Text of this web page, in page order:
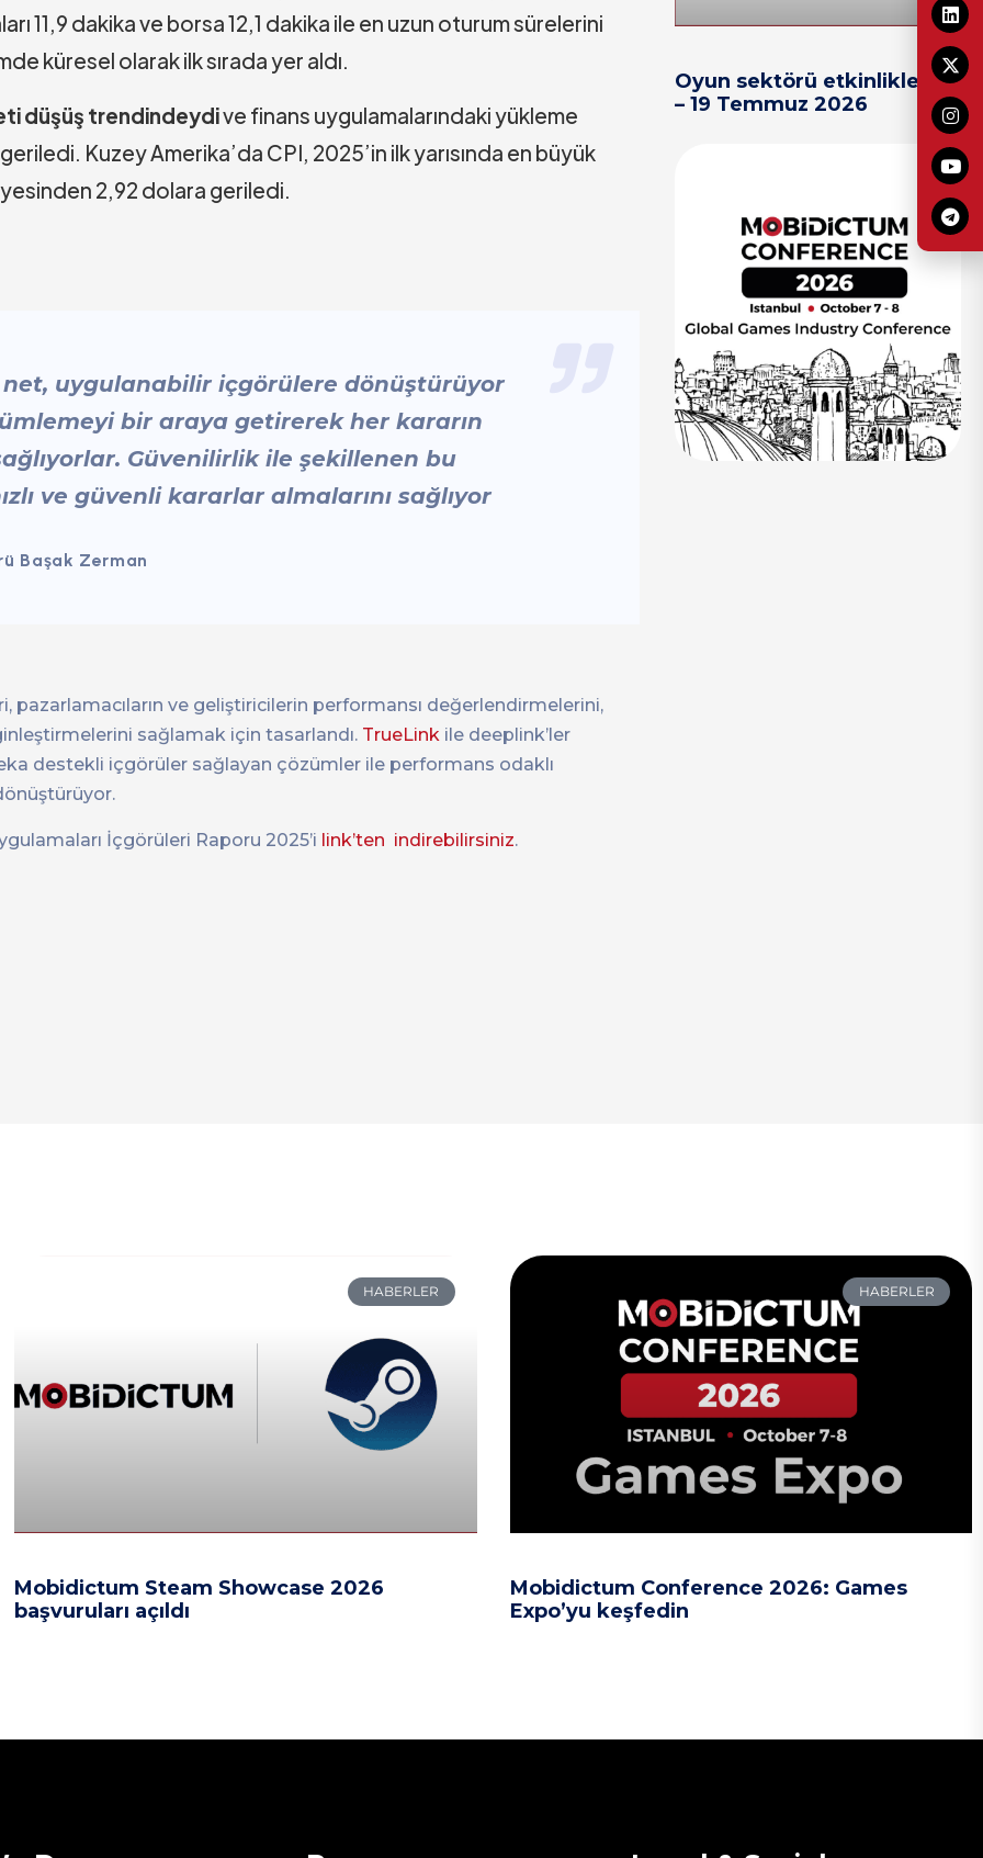
11,9 dakika ve borsa 12,1 dakika ile en uzun oturum sürelerini
küresel olarak ilk sırada yer aldı.
düşüş trendindeydive finans uygulamalarındaki yükleme
Kuzey Amerika’da CPI, 2025’in ilk yarısında en büyük
2,92 dolara geriledi.
net, uygulanabilir içgörülere dönüştürüyor
bir araya getirerek her kararın
Güvenilirlik ile şekillenen bu
ve güvenli kararlar almalarını sağlıyor
Başak Zerman
ve geliştiricilerin performansı değerlendirmelerini,
sağlamak için tasarlandı. TrueLink ile deeplink’ler
destekli içgörüler sağlayan çözümler ile performans odaklı
İçgörüleri Raporu 2025’i link’ten indirebilirsiniz.
Oyun sektörü etkinlikleri 13
– 19 Temmuz 2026
HABERLER
Mobidictum Steam Showcase 2026
başvuruları açıldı
HABERLER
Mobidictum Conference 2026: Games
Expo’yu keşfedin